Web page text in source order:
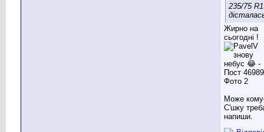
235/75
Жирно на
сьогодні !
Може
С'шку
напиши.